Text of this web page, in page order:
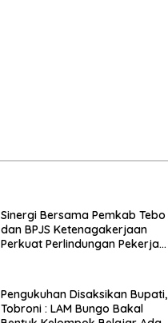
Sinergi Bersama Pemkab Tebo
dan BPJS Ketenagakerjaan
Perkuat Perlindungan Pekerja
Pengukuhan Disaksikan Bupati,
Tobroni : LAM Bungo Bakal